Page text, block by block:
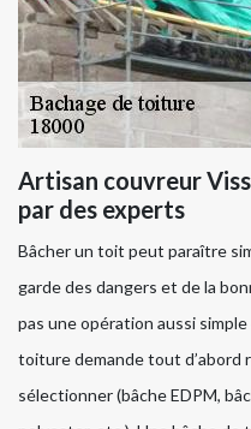
Artisan couvreur
par des experts
Bâcher un toit peut paraître
garde des dangers et de la
pas une opération aussi simple
toiture demande tout d’abord
sélectionner (bâche EDPM,